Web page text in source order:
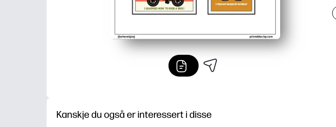
Kanskje du også er interessert i disse